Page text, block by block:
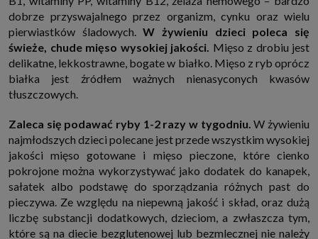
dobrze przyswajalnego przez organizm, cynku oraz wielu
pierwiastków śladowych.W żywieniu dzieci poleca się
świeże, chude mięso wysokiej jakości. Mięso z drobiu jest
delikatne, lekkostrawne, bogate w białko. Mięso z ryb oprócz
białka jest źródłem ważnych nienasyconych kwasów
tłuszczowych.
Zaleca się podawać ryby 1-2 razy w tygodniu. W żywieniu
najmłodszych dzieci polecane jest przede wszystkim wysokiej
jakości mięso gotowane i mięso pieczone, które cienko
pokrojone można wykorzystywać jako dodatek do kanapek,
sałatek albo podstawę do sporządzania różnych past do
pieczywa. Ze względu na niepewną jakość i skład, oraz dużą
liczbę substancji dodatkowych, dzieciom, a zwłaszcza tym,
które są na diecie bezglutenowej lub bezmlecznej nie należy